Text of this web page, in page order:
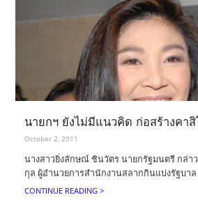
นายกฯ ยังไม่มีแนวคิด ก่อสร้างคาสิ
October 2, 2011
นางสาวยิ่งลักษณ์ ชินวัตร นายกรัฐมนตรี กล่า
กุล ผู้อำนวยการสำนักงานสลากกินแบ่งรัฐบาล
CONTINUE READING >